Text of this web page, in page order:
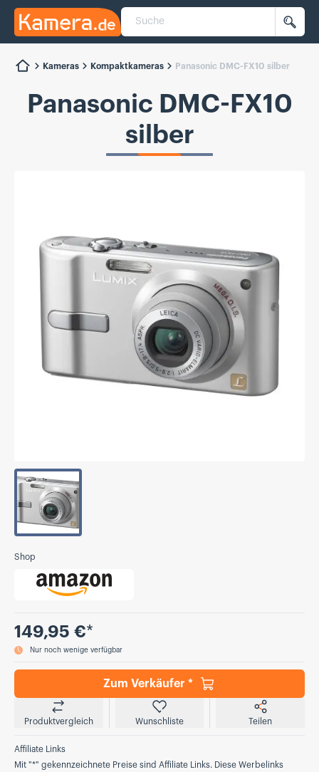
Kamera.de
Suche
Kameras Kompaktkameras Panasonic DMC-FX10 silber
Panasonic DMC-FX10
silber
Shop
Preis
149,95 €*
Nur noch wenige verfügbar
Zum Verkäufer *
Produktvergleich Wunschliste Teilen
Affiliate Links
Mit "*" gekennzeichnete Preise sind Affiliate Links. Diese Werbelinks